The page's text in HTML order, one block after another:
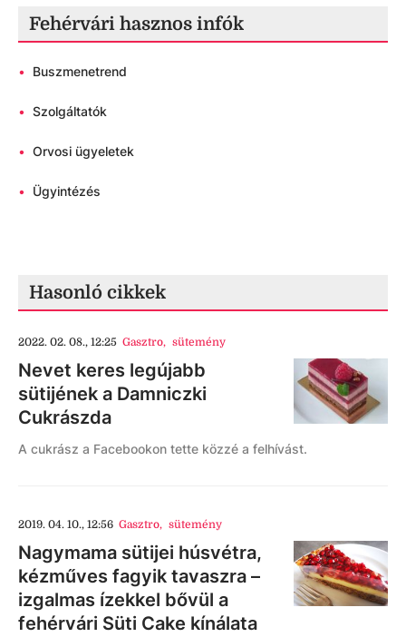
Fehérvári hasznos infók
• Buszmenetrend
• Szolgáltatók
• Orvosi ügyeletek
• Ügyintézés
Hasonló cikkek
2022. 02. 08., 12:25 Gasztro, sütemény
Nevet keres legújabb
sütijének a Damniczki
Cukrászda
A cukrász a Facebookon tette közzé a felhívást.
2019. 04. 10., 12:56 Gasztro, sütemény
Nagymama sütijei húsvétra,
kézműves fagyik tavaszra –
izgalmas ízekkel bővül a
fehérvári Süti Cake kínálata